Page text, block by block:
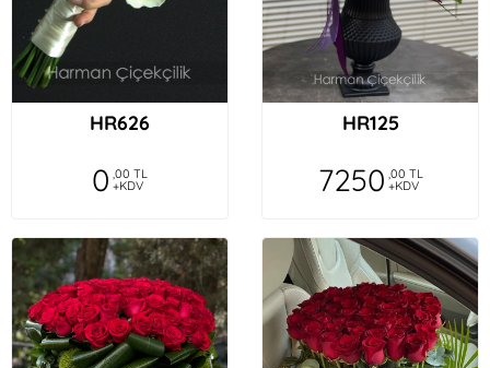
HR626
0 ,00 TL
+KDV
HR125
7250 ,00 TL
+KDV